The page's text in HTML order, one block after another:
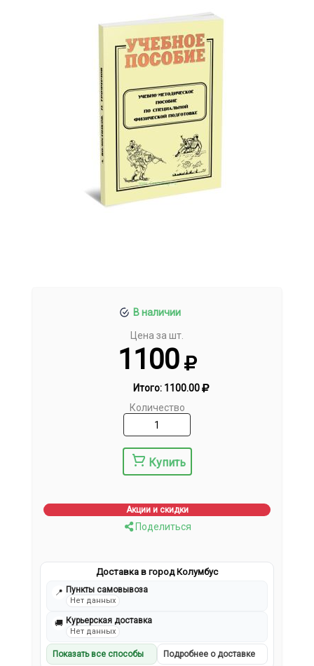
В наличии
Цена за шт.
1100
Итого: 1100.00
Количество
Купить
Акции и скидки
Поделиться
Доставка в город Колумбус
📍 Пункты самовывоза
Нет данных
🚚 Курьерская доставка
Нет данных
Показать все способы Подробнее о доставке